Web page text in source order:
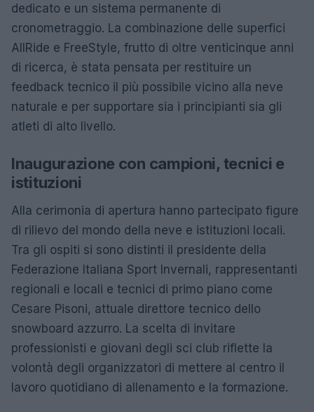
dedicato e un sistema permanente di
cronometraggio. La combinazione delle superfici
AllRide e FreeStyle, frutto di oltre venticinque anni
di ricerca, è stata pensata per restituire un
feedback tecnico il più possibile vicino alla neve
naturale e per supportare sia i principianti sia gli
atleti di alto livello.
Inaugurazione con campioni, tecnici e
istituzioni
Alla cerimonia di apertura hanno partecipato figure
di rilievo del mondo della neve e istituzioni locali.
Tra gli ospiti si sono distinti il presidente della
Federazione Italiana Sport Invernali, rappresentanti
regionali e locali e tecnici di primo piano come
Cesare Pisoni, attuale direttore tecnico dello
snowboard azzurro. La scelta di invitare
professionisti e giovani degli sci club riflette la
volontà degli organizzatori di mettere al centro il
lavoro quotidiano di allenamento e la formazione.